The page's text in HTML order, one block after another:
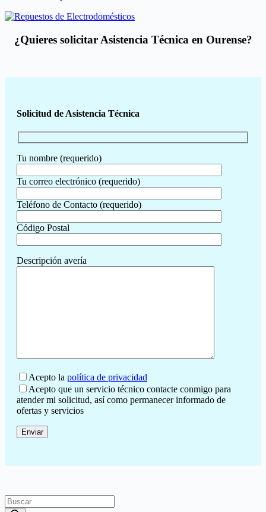
¿Quieres solicitar Asistencia Técnica en Ourense?
Solicitud de Asistencia Técnica
Tu nombre (requerido)
Tu correo electrónico (requerido)
Teléfono de Contacto (requerido)
Código Postal
Descripción avería
Acepto la política de privacidad
Acepto que un servicio técnico contacte conmigo para
atender mi solicitud, así como permanecer informado de
ofertas y servicios